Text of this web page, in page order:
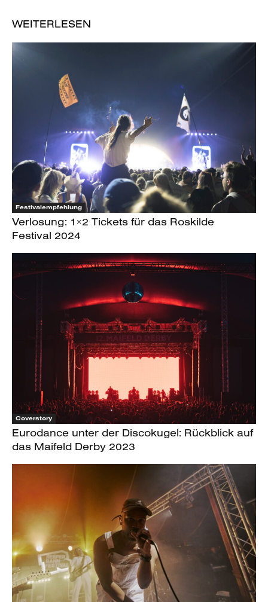
WEITERLESEN
Festivalempfehlung
Verlosung: 1×2 Tickets für das Roskilde
Festival 2024
Coverstory
Eurodance unter der Discokugel: Rückblick auf
das Maifeld Derby 2023